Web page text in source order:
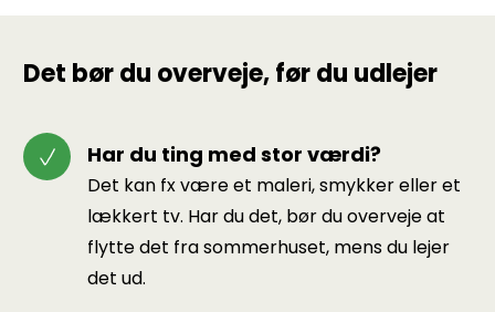
Det bør du overveje, før du udlejer
Har du ting med stor værdi?
Det kan fx være et maleri, smykker eller et
lækkert tv. Har du det, bør du overveje at
flytte det fra sommerhuset, mens du lejer
det ud.